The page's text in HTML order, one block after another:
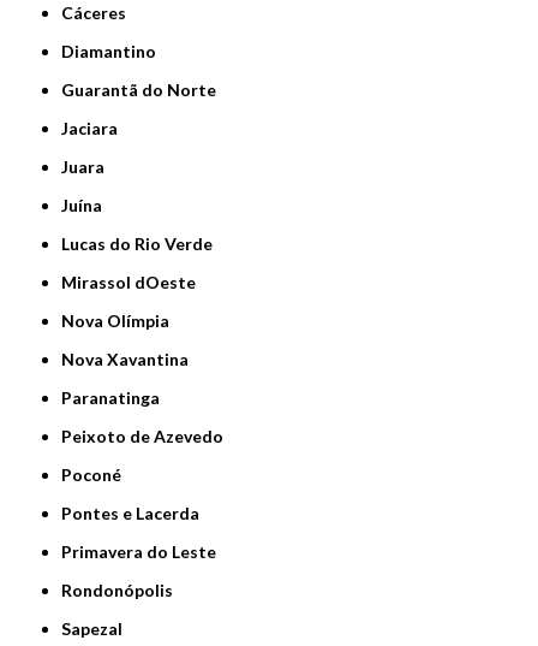
Cáceres
Diamantino
Guarantã do Norte
Jaciara
Juara
Juína
Lucas do Rio Verde
Mirassol dOeste
Nova Olímpia
Nova Xavantina
Paranatinga
Peixoto de Azevedo
Poconé
Pontes e Lacerda
Primavera do Leste
Rondonópolis
Sapezal